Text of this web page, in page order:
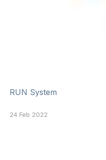
RUN System
24 Feb 2022